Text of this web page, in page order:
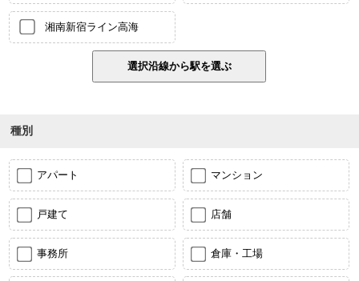
湘南新宿ライン高海
種別
アパート マンション
戸建て 店舗
事務所 倉庫・工場